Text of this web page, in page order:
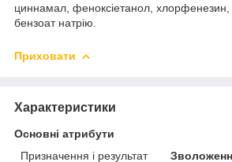
циннамал, феноксіетанол, хлорфенезин,
бензоат натрію.
Приховати
Характеристики
Основні атрибути
Призначення і результат